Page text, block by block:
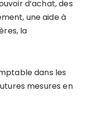
d’achat, des
une aide à
la
dans les
mesures en